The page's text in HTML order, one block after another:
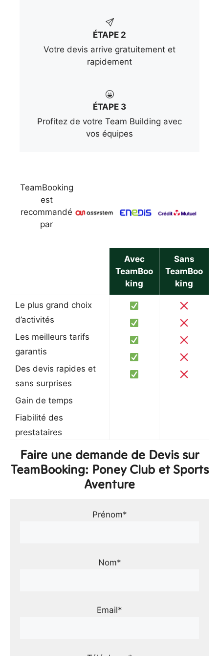
ÉTAPE 2
Votre devis arrive gratuitement et
rapidement
ÉTAPE 3
Profitez de votre Team Building avec
vos équipes
TeamBooking
est
recommandé
par
Avec
TeamBoo
king
Sans
TeamBoo
king
Le plus grand choix
d’activités
Les meilleurs tarifs
garantis
Des devis rapides et
sans surprises
Gain de temps
Fiabilité des
prestataires
Faire une demande de Devis sur
TeamBooking: Poney Club et Sports
Aventure
Prénom*
Nom*
Email*